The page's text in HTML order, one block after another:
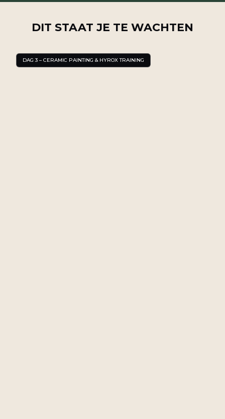
DIT STAAT JE TE WACHTEN
DAG 3 – CERAMIC PAINTING & HYROX TRAINING